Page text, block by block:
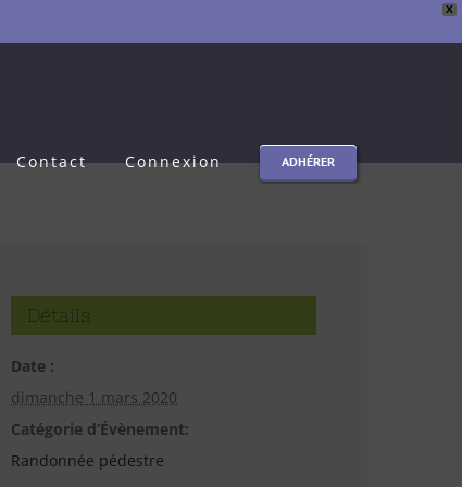
X
Contact Connexion ADHÉRER
Détails
Date :
dimanche 1 mars 2020
Catégorie d’Évènement:
Randonnée pédestre